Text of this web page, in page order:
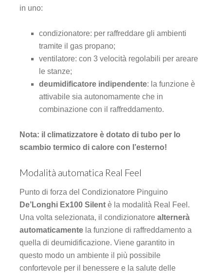
in uno:
condizionatore: per raffreddare gli ambienti
tramite il gas propano;
ventilatore: con 3 velocità regolabili per areare
le stanze;
deumidificatore indipendente: la funzione è
attivabile sia autonomamente che in
combinazione con il raffreddamento.
Nota: il climatizzatore è dotato di tubo per lo
scambio termico di calore con l’esterno!
Modalità automatica Real Feel
Punto di forza del Condizionatore Pinguino
De’Longhi Ex100 Silent è la modalità Real Feel.
Una volta selezionata, il condizionatore alternerà
automaticamente la funzione di raffreddamento a
quella di deumidificazione. Viene garantito in
questo modo un ambiente il più possibile
confortevole per il benessere e la salute delle